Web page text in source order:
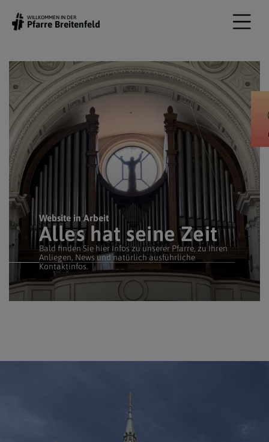
WILLKOMMEN IN DER
Pfarre Breitenfeld
Website in Arbeit
Alles hat seine Zeit
Bald finden Sie hier Infos zu unserer Pfarre, zu Ihren
Anliegen, News und natürlich ausführliche
Kontaktinfos.